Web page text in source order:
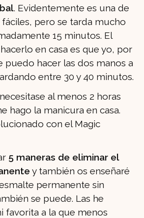
. Evidentemente es una de
pero se tarda mucho
15 minutos. El
en casa es que yo, por
puedo hacer las dos manos a
entre 30 y 40 minutos.
al menos 2 horas
hago la manicura en casa.
con el Magic
5 maneras de eliminar el
y también os enseñaré
permanente sin
se puede. Las he
favorita a la que menos